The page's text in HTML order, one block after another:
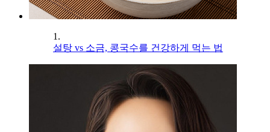
1.
설탕 vs 소금, 콩국수를 건강하게 먹는 법